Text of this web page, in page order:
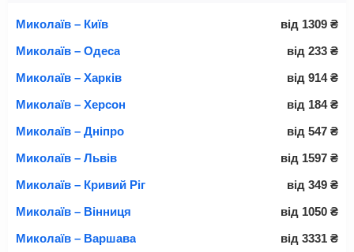
Миколаїв – Київ від 1309 ₴
Миколаїв – Одеса
від 233 ₴
Миколаїв – Харків
від 914 ₴
Миколаїв – Херсон
від 184 ₴
Миколаїв – Дніпро
від 547 ₴
Миколаїв – Львів
від 1597 ₴
Миколаїв – Кривий Ріг
від 349 ₴
Миколаїв – Вінниця
від 1050 ₴
Миколаїв – Варшава
від 3331 ₴